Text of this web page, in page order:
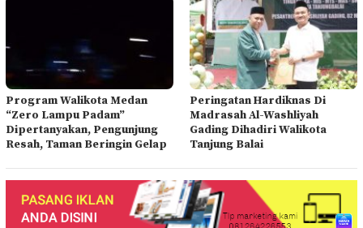
Program Walikota Medan
“Zero Lampu Padam”
Dipertanyakan, Pengunjung
Resah, Taman Beringin Gelap
Peringatan Hardiknas Di
Madrasah Al-Washliyah
Gading Dihadiri Walikota
Tanjung Balai